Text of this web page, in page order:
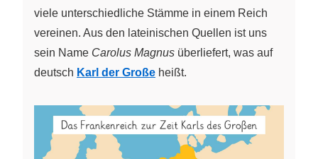
viele unterschiedliche Stämme in einem Reich
vereinen. Aus den lateinischen Quellen ist uns
sein Name Carolus Magnus überliefert, was auf
deutsch Karl der Große heißt.